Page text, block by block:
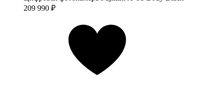
209 990 ₽